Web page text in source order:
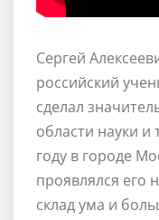
Сергей
российский
сделал
области науки и
году в городе
проявлялся его
склад ума и